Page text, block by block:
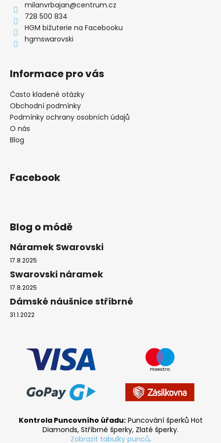
milanvrbajan@centrum.cz
728 500 834
HGM bižuterie na Facebooku
hgmswarovski
Informace pro vás
Často kladené otázky
Obchodní podmínky
Podmínky ochrany osobních údajů
O nás
Blog
Facebook
Blog o módě
Náramek Swarovski
17.8.2025
Swarovski náramek
17.8.2025
Dámské náušnice stříbrné
31.1.2022
Kontrola Puncovního úřadu:Puncování šperků Hot
Diamonds, Stříbrné šperky, Zlaté šperky.
Zobrazit tabulky punců.